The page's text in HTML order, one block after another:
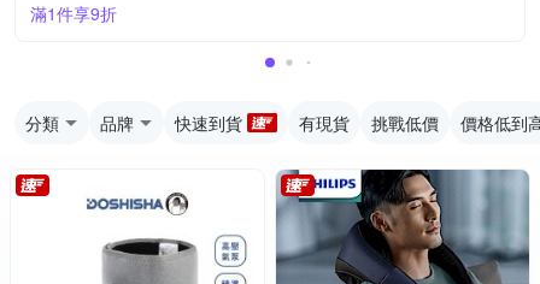
滿1件享9折
分類 品牌 快速到貨 有現貨 挑戰低價 價格低到